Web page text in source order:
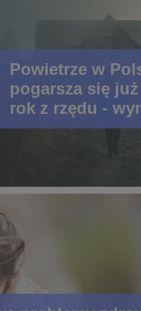
Powietrze w
pogarsza się
rok z rzędu -
nowego raportu
jak i danych